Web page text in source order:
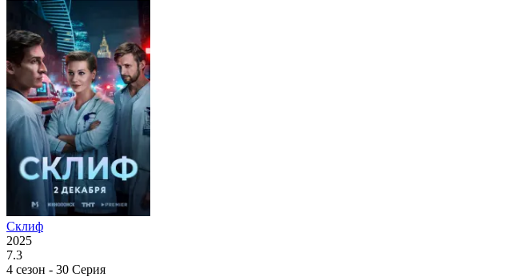
Склиф
2025
7.3
4 сезон - 30 Серия